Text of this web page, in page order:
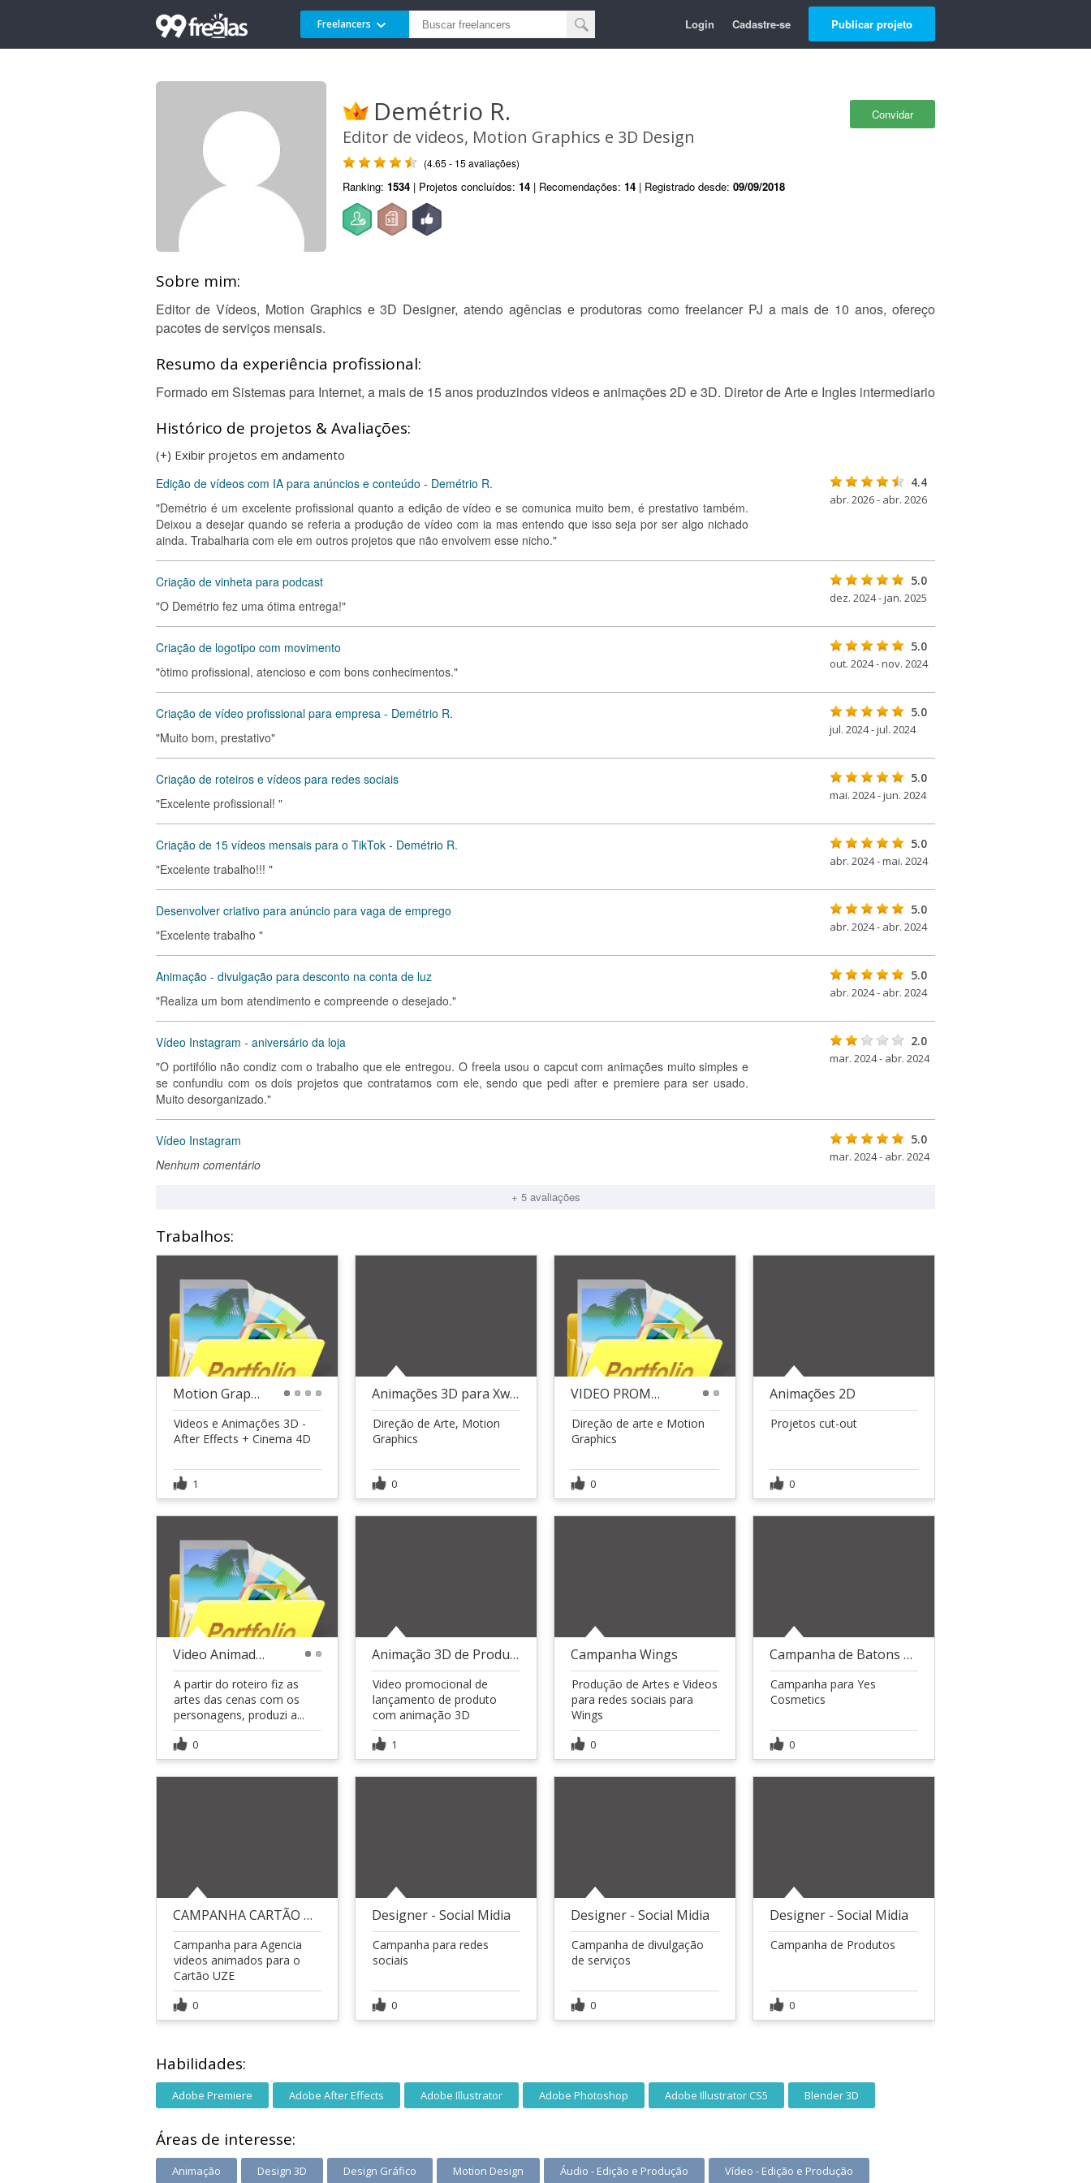
Freelancers Login Cadastre-se Publicar projeto
Convidar
Demétrio R.
Editor de videos, Motion Graphics e 3D Design
(4.65 - 15 avaliações)
Ranking: 1534 | Projetos concluídos: 14 | Recomendações: 14 | Registrado desde: 09/09/2018
Sobre mim:
Editor de Vídeos, Motion Graphics e 3D Designer, atendo agências e produtoras como freelancer PJ a mais de 10 anos, ofereço
pacotes de serviços mensais.
Resumo da experiência profissional:
Formado em Sistemas para Internet, a mais de 15 anos produzindos videos e animações 2D e 3D. Diretor de Arte e Ingles intermediario
Histórico de projetos & Avaliações:
(+) Exibir projetos em andamento
Edição de vídeos com IA para anúncios e conteúdo - Demétrio R.
"Demétrio é um excelente profissional quanto a edição de vídeo e se comunica muito bem, é prestativo também.
Deixou a desejar quando se referia a produção de vídeo com ia mas entendo que isso seja por ser algo nichado
ainda. Trabalharia com ele em outros projetos que não envolvem esse nicho."
4.4
abr. 2026 - abr. 2026
Criação de vinheta para podcast
"O Demétrio fez uma ótima entrega!"
5.0
dez. 2024 - jan. 2025
Criação de logotipo com movimento
"òtimo profissional, atencioso e com bons conhecimentos."
5.0
out. 2024 - nov. 2024
Criação de vídeo profissional para empresa - Demétrio R.
"Muito bom, prestativo"
5.0
jul. 2024 - jul. 2024
Criação de roteiros e vídeos para redes sociais
"Excelente profissional! "
5.0
mai. 2024 - jun. 2024
Criação de 15 vídeos mensais para o TikTok - Demétrio R.
"Excelente trabalho!!! "
5.0
abr. 2024 - mai. 2024
Desenvolver criativo para anúncio para vaga de emprego
"Excelente trabalho "
5.0
abr. 2024 - abr. 2024
Animação - divulgação para desconto na conta de luz
"Realiza um bom atendimento e compreende o desejado."
5.0
abr. 2024 - abr. 2024
Vídeo Instagram - aniversário da loja
"O portifólio não condiz com o trabalho que ele entregou. O freela usou o capcut com animações muito simples e
se confundiu com os dois projetos que contratamos com ele, sendo que pedi after e premiere para ser usado.
Muito desorganizado."
2.0
mar. 2024 - abr. 2024
Vídeo Instagram
Nenhum comentário
5.0
mar. 2024 - abr. 2024
+ 5 avaliações
Trabalhos:
Motion Graphics 3D
Videos e Animações 3D -
After Effects + Cinema 4D
1
Animações 3D para Xworld
Direção de Arte, Motion
Graphics
0
VIDEO PROMOCIONAL HOSTANDEARN
Direção de arte e Motion
Graphics
0
Animações 2D
Projetos cut-out
0
Video Animado Ilustrando situações
A partir do roteiro fiz as
artes das cenas com os
personagens, produzi a...
0
Animação 3D de Produtos
Video promocional de
lançamento de produto
com animação 3D
1
Campanha Wings
Produção de Artes e Videos
para redes sociais para
Wings
0
Campanha de Batons Yes Cosmetics
Campanha para Yes
Cosmetics
0
CAMPANHA CARTÃO UZE
Campanha para Agencia
videos animados para o
Cartão UZE
0
Designer - Social Midia
Campanha para redes
sociais
0
Designer - Social Midia
Campanha de divulgação
de serviços
0
Designer - Social Midia
Campanha de Produtos
0
Habilidades:
Adobe Premiere Adobe After Effects Adobe Illustrator Adobe Photoshop Adobe Illustrator CS5 Blender 3D
Áreas de interesse:
Animação Design 3D Design Gráfico Motion Design Áudio - Edição e Produção Vídeo - Edição e Produção